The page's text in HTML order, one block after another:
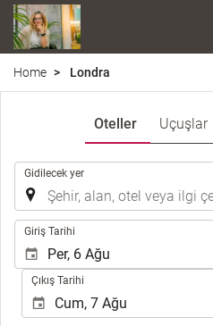
Home Londra
Oteller Uçuşlar
Gidilecek yer
Giriş Tarihi
Çıkış Tarihi